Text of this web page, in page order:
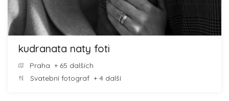
kudranata naty foti
Praha + 65 dalších
Svatební fotograf + 4 další